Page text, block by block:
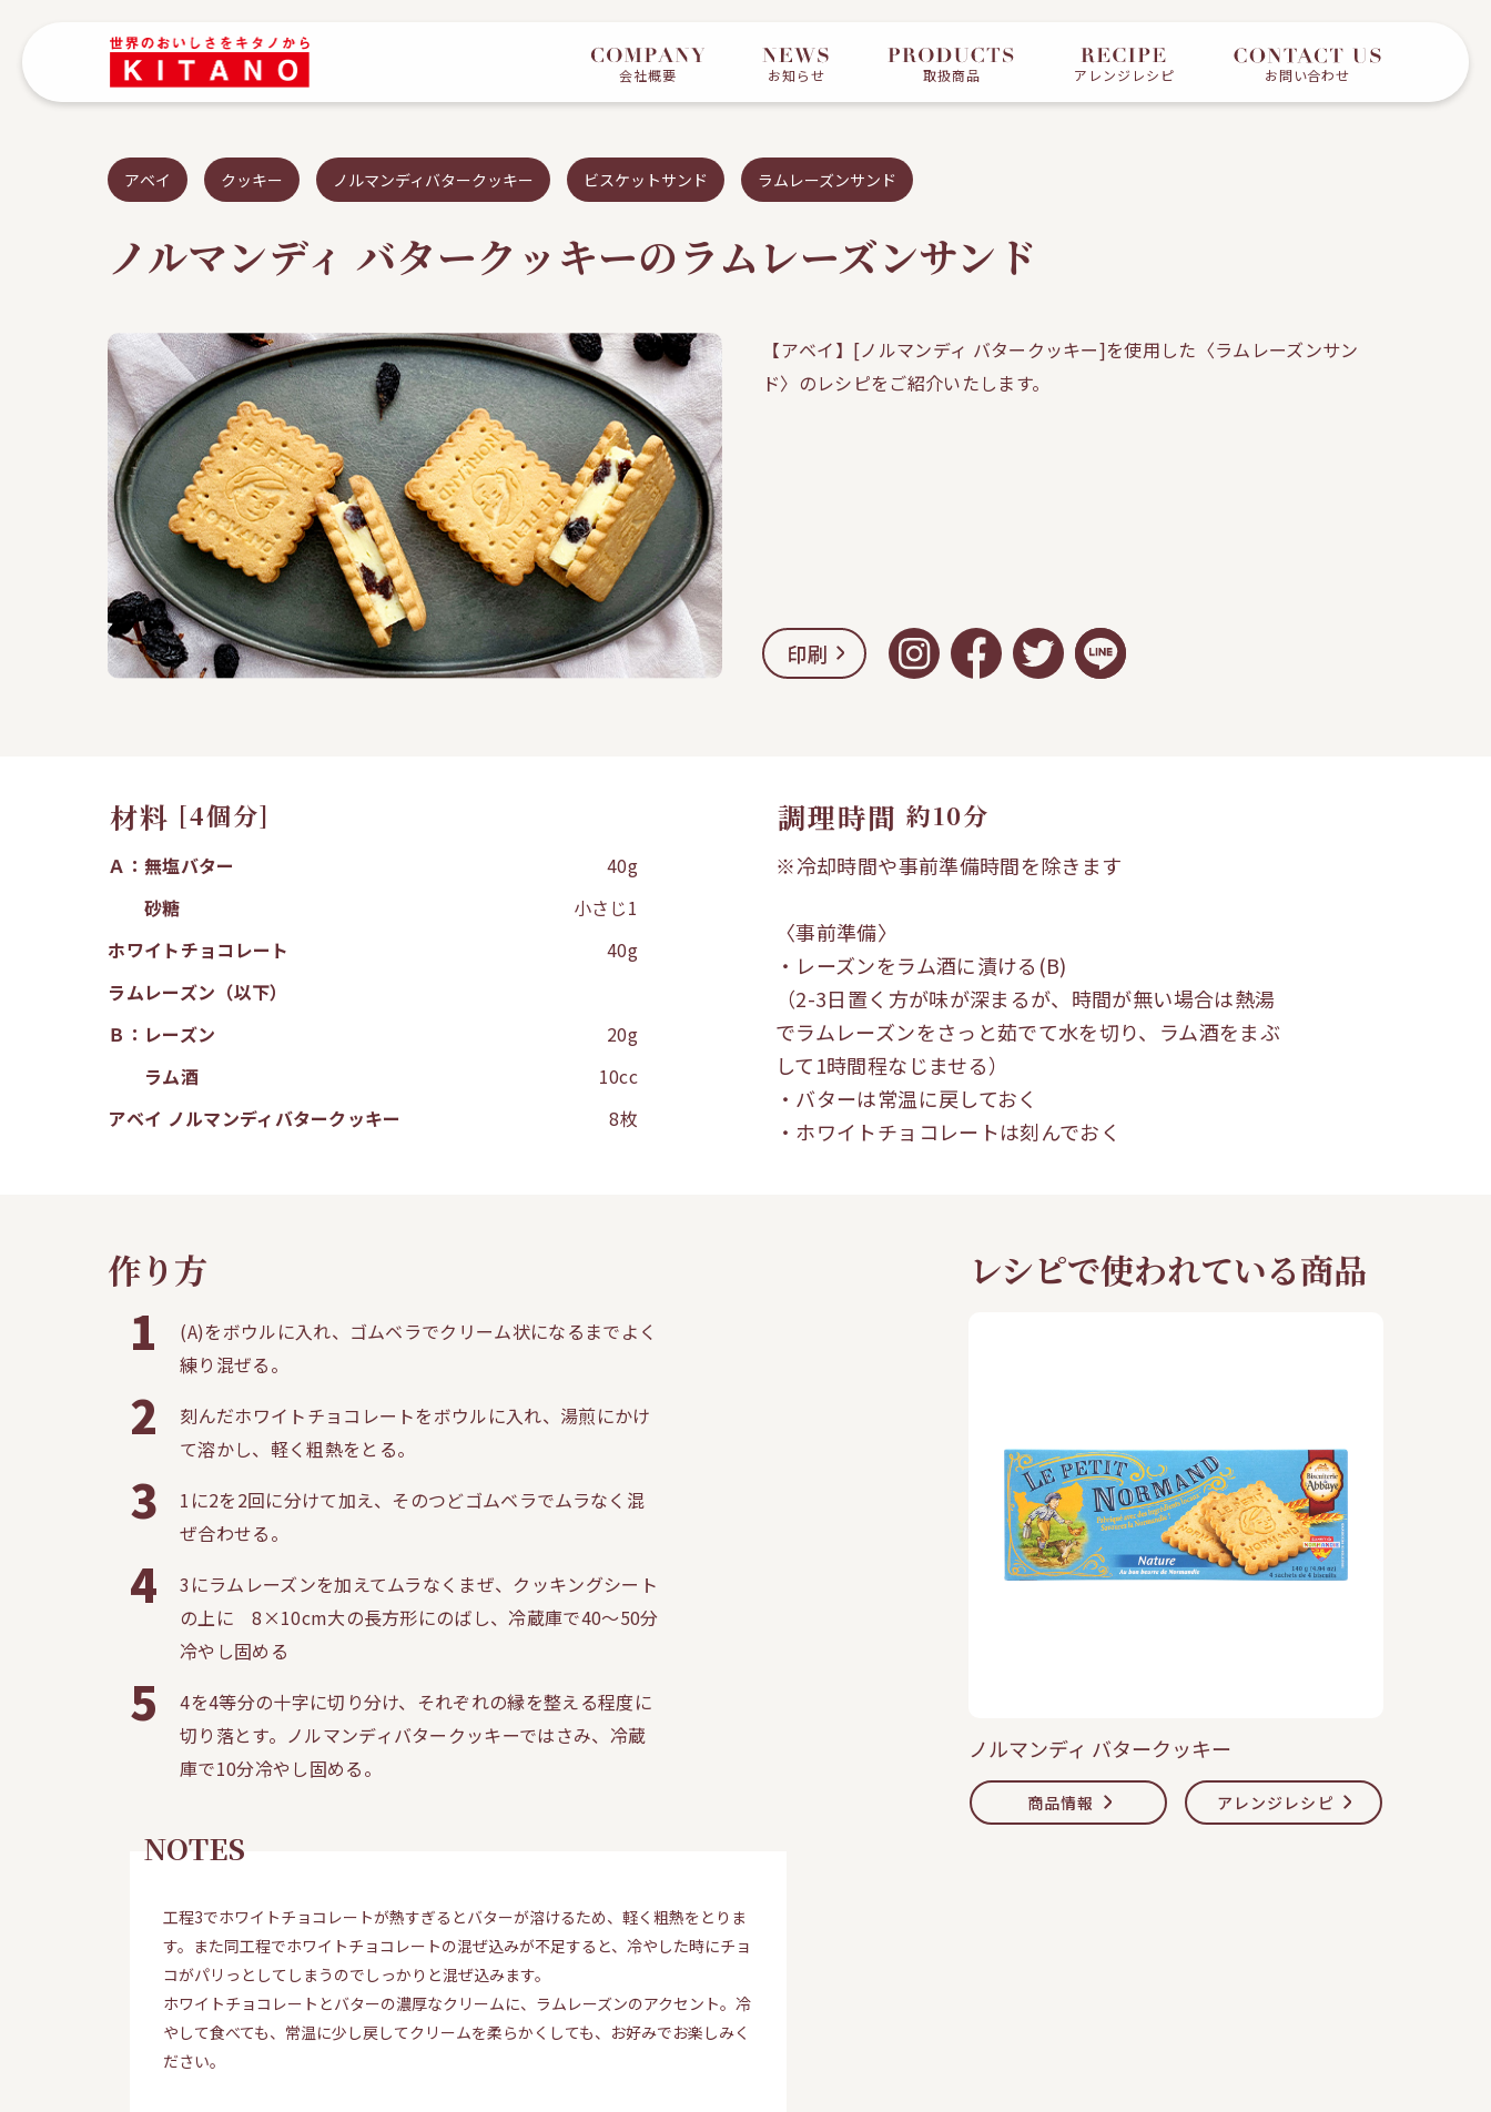
会社概要 お知らせ 取扱商品 アレンジレシピ お問い合わせ
アベイ クッキー ノルマンディバタークッキー ビスケットサンド ラムレーズンサンド
ノルマンディ バタークッキーのラムレーズンサンド
【アベイ】[ノルマンディ バタークッキー]を使用した〈ラムレーズンサン
ド〉のレシピをご紹介いたします。
印刷
材料 [4個分]
Ａ：無塩バター
40g
砂糖
小さじ1
ホワイトチョコレート
40g
ラムレーズン（以下）
Ｂ：レーズン
20g
ラム酒
10cc
アベイ ノルマンディバタークッキー
8枚
調理時間 約10分
※冷却時間や事前準備時間を除きます
〈事前準備〉
・レーズンをラム酒に漬ける(B)
（2-3日置く方が味が深まるが、時間が無い場合は熱湯
でラムレーズンをさっと茹でて水を切り、ラム酒をまぶ
して1時間程なじませる）
・バターは常温に戻しておく
・ホワイトチョコレートは刻んでおく
作り方
1
(A)をボウルに入れ、ゴムベラでクリーム状になるまでよく
練り混ぜる。
2
刻んだホワイトチョコレートをボウルに入れ、湯煎にかけ
て溶かし、軽く粗熱をとる。
3
1に2を2回に分けて加え、そのつどゴムベラでムラなく混
ぜ合わせる。
4
3にラムレーズンを加えてムラなくまぜ、クッキングシート
の上に 8×10cm大の長方形にのばし、冷蔵庫で40〜50分
冷やし固める
5
4を4等分の十字に切り分け、それぞれの縁を整える程度に
切り落とす。ノルマンディバタークッキーではさみ、冷蔵
庫で10分冷やし固める。
NOTES
工程3でホワイトチョコレートが熱すぎるとバターが溶けるため、軽く粗熱をとりま
す。また同工程でホワイトチョコレートの混ぜ込みが不足すると、冷やした時にチョ
コがパリっとしてしまうのでしっかりと混ぜ込みます。
ホワイトチョコレートとバターの濃厚なクリームに、ラムレーズンのアクセント。冷
やして食べても、常温に少し戻してクリームを柔らかくしても、お好みでお楽しみく
ださい。
レシピで使われている商品
ノルマンディ バタークッキー
商品情報 アレンジレシピ